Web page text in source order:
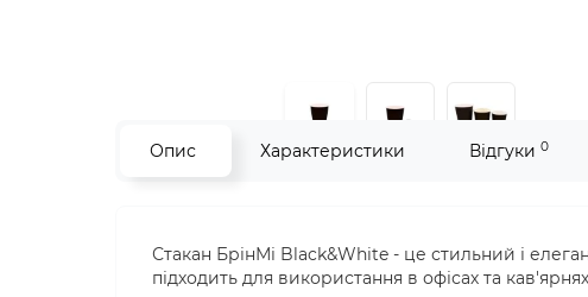
Опис Характеристики Відгуки 0
Стакан БрінМі Black&White - це стильний і
підходить для використання в офісах та